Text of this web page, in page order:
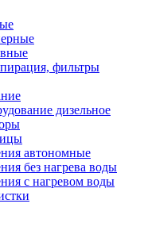
фильтры
дизельное
автономные
без нагрева воды
с нагревом воды